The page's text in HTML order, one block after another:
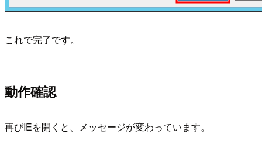
これで完了です。
動作確認
再びIEを開くと、メッセージが変わっています。